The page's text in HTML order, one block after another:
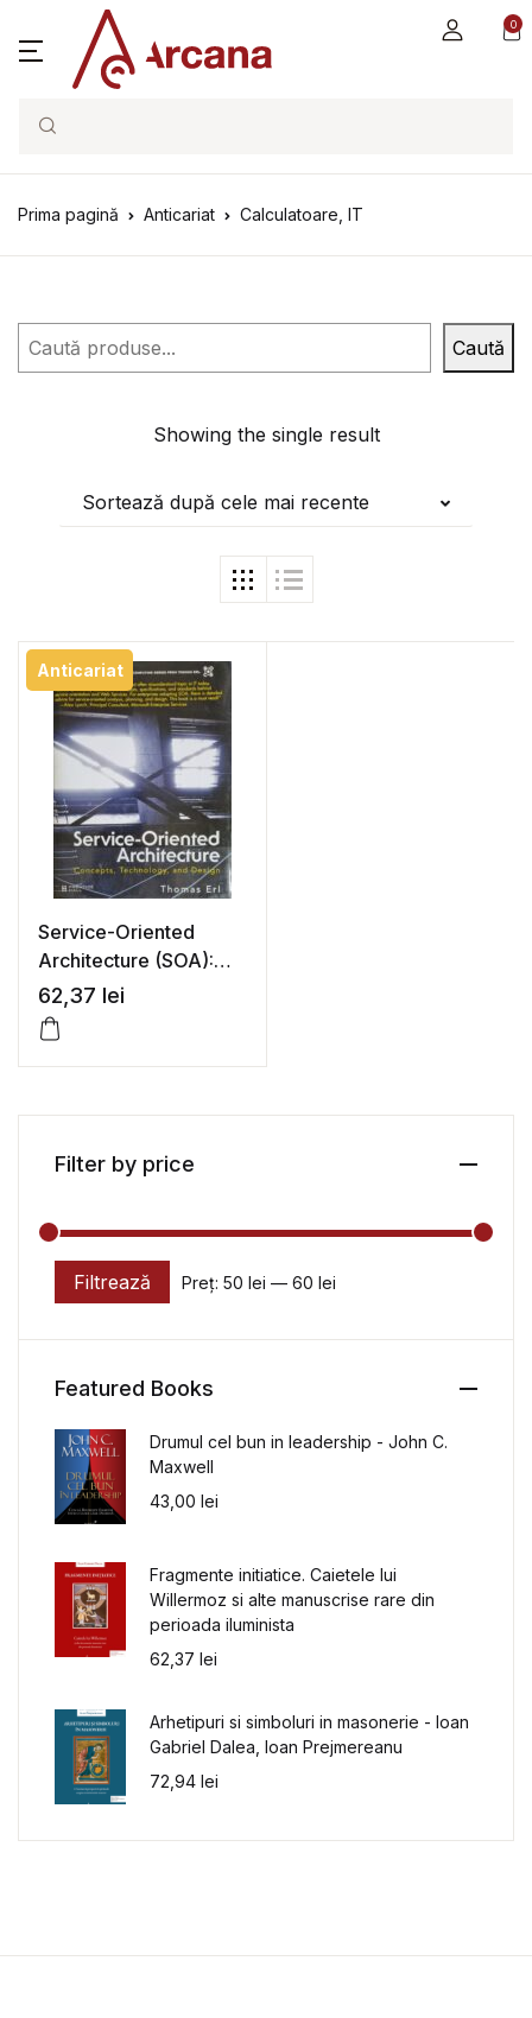
0
Search
Prima pagină Anticariat Calculatoare, IT
Caută Caută
Showing the single result
Sortează după cele mai recente
Anticariat
Service-Oriented
Architecture (SOA):
Concepts,
Technology, and
Design – Thomas Erl
62,37 lei
Filter by price
Preț minim
Preț maxim
Filtrează Preț: 50 lei — 60 lei
Featured Books
Drumul cel bun in leadership - John C.
Maxwell
43,00 lei
Fragmente initiatice. Caietele lui
Willermoz si alte manuscrise rare din
perioada iluminista
62,37 lei
Arhetipuri si simboluri in masonerie - Ioan
Gabriel Dalea, Ioan Prejmereanu
72,94 lei